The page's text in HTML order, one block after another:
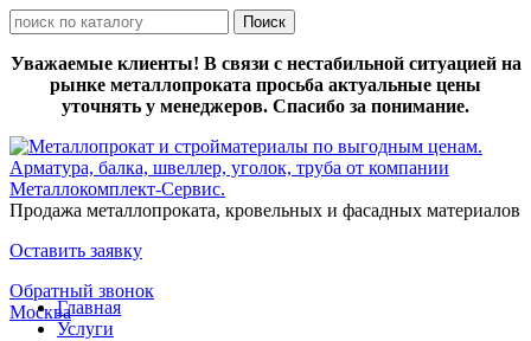
Уважаемые клиенты! В связи с нестабильной ситуацией на
рынке металлопроката просьба актуальные цены
уточнять у менеджеров. Спасибо за понимание.
Продажа металлопроката, кровельных и фасадных материалов
Оставить заявку
Обратный звонок
МоскваГлавная
Услуги